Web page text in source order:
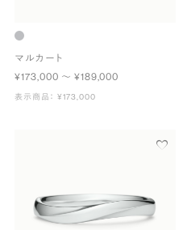
マルカート
¥173,000 〜 ¥189,000
表示商品： ¥173,000